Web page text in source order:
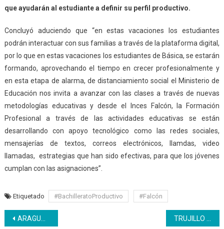
que ayudarán al estudiante a definir su perfil productivo.
Concluyó aduciendo que “en estas vacaciones los estudiantes
podrán interactuar con sus familias a través de la plataforma digital,
por lo que en estas vacaciones los estudiantes de Básica, se estarán
formando, aprovechando el tiempo en crecer profesionalmente y
en esta etapa de alarma, de distanciamiento social el Ministerio de
Educación nos invita a avanzar con las clases a través de nuevas
metodologías educativas y desde el Inces Falcón, la Formación
Profesional a través de las actividades educativas se están
desarrollando con apoyo tecnológico como las redes sociales,
mensajerías de textos, correos electrónicos, llamdas, video
llamadas, estrategias que han sido efectivas, para que los jóvenes
cumplan con las asignaciones”.
Etiquetado #BachilleratoProductivo #Falcón
Navegación
ARAGUA | CEMA realizó formación en Refrigeración y prácticas de electroauto